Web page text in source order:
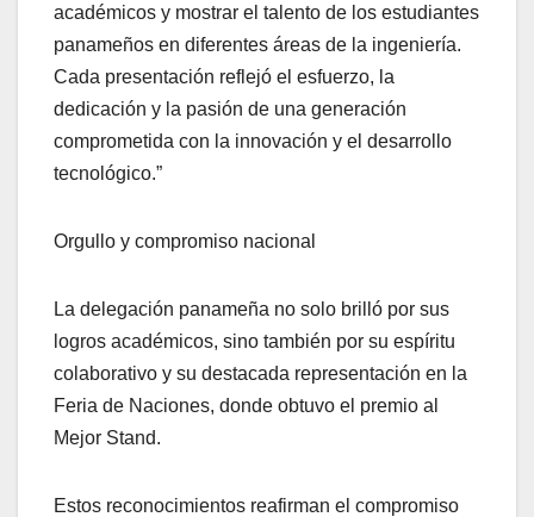
académicos y mostrar el talento de los estudiantes
panameños en diferentes áreas de la ingeniería.
Cada presentación reflejó el esfuerzo, la
dedicación y la pasión de una generación
comprometida con la innovación y el desarrollo
tecnológico.”
Orgullo y compromiso nacional
La delegación panameña no solo brilló por sus
logros académicos, sino también por su espíritu
colaborativo y su destacada representación en la
Feria de Naciones, donde obtuvo el premio al
Mejor Stand.
Estos reconocimientos reafirman el compromiso